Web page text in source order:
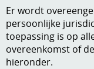
Er wordt
persoonlijke
toepassing is op
overeenkomst of
hieronder.